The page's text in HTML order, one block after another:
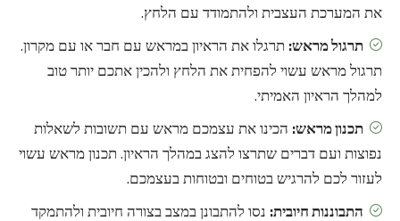
את המערכת העצבית ולהתמודד עם הלחץ.
תרגול מראש: תרגלו את הראיון במראש עם חבר או עם מקרון.
תרגול מראש עשוי להפחית את הלחץ ולהכין אתכם יותר טוב
למהלך הראיון האמיתי.
תכנון מראש: הכינו את עצמכם מראש עם תשובות לשאלות
נפוצות ועם דברים שתרצו להצג במהלך הראיון. תכנון מראש עשוי
לעזור לכם להרגיש בטוחים ובטוחות בעצמכם.
התבוננות חיובית: נסו להתבונן במצב בצורה חיובית ולהתמקד